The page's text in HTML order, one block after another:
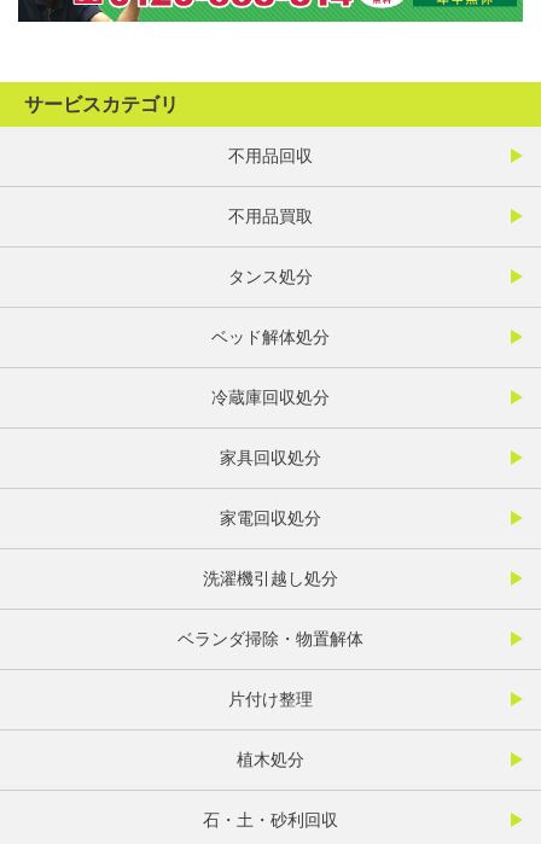
サービスカテゴリ
不用品回収
不用品買取
タンス処分
ベッド解体処分
冷蔵庫回収処分
家具回収処分
家電回収処分
洗濯機引越し処分
ベランダ掃除・物置解体
片付け整理
植木処分
石・土・砂利回収